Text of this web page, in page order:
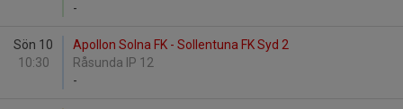
-
Sön 10
10:30
Apollon Solna FK - Sollentuna FK Syd 2
Råsunda IP 12
-